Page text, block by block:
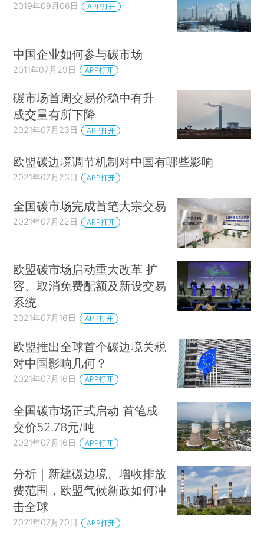
2019年09月06日 APP打开
中国企业如何参与碳市场
2011年07月29日 APP打开
碳市场首周交易价稳中有升
成交量有所下降
2021年07月23日 APP打开
欧盟碳边境调节机制对中国有哪些影响
2021年07月23日 APP打开
全国碳市场完成首笔大宗交易
2021年07月22日 APP打开
欧盟碳市场启动重大改革 扩
容、取消免费配额及新设交易
系统
2021年07月16日 APP打开
欧盟推出全球首个碳边境关税
对中国影响几何？
2021年07月16日 APP打开
全国碳市场正式启动 首笔成
交价52.78元/吨
2021年07月16日 APP打开
分析｜新建碳边境、增收排放
费范围，欧盟气候新政如何冲
击全球
2021年07月20日 APP打开